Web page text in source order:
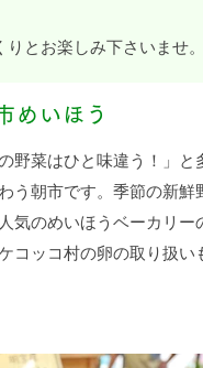
とお楽しみ下さいませ。
めいほう
野菜はひと味違う！」と
う朝市です。季節の新鮮
気のめいほうベーカリー
コッコ村の卵の取り扱い